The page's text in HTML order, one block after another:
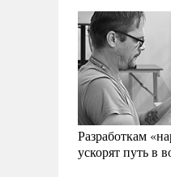
Разработкам
ускорят путь в